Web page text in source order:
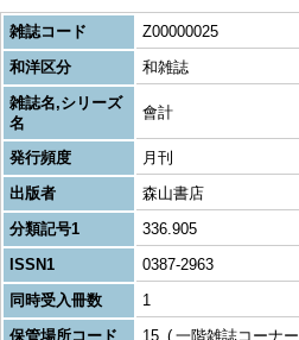
雑誌コード
Z00000025
和洋区分
和雑誌
雑誌名,シリーズ
名
會計
発行頻度
月刊
出版者
森山書店
分類記号1
336.905
ISSN1
0387-2963
同時受入冊数
1
保管場所コード
15 一階雑誌コーナー